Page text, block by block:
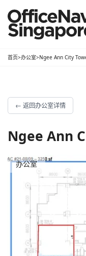
首页>办公室>Ngee Ann City
← 返回办公室详情
Ngee Ann
办公室